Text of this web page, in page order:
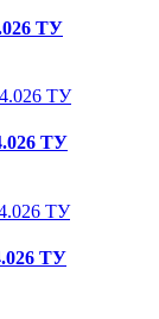
ТУ
ТУ
ТУ